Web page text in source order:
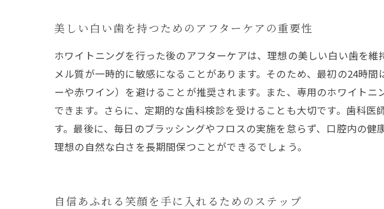
美しい白い歯を持つためのアフターケアの重要性
ホワイトニングを行った後のアフターケアは、理想の美しい白い歯を
メル質が一時的に敏感になることがあります。そのため、最初の24時
ーや赤ワイン）を避けることが推奨されます。また、専用のホワイト
できます。さらに、定期的な歯科検診を受けることも大切です。歯科
す。最後に、毎日のブラッシングやフロスの実施を怠らず、口腔内の
理想の自然な白さを長期間保つことができるでしょう。
自信あふれる笑顔を手に入れるためのステップ